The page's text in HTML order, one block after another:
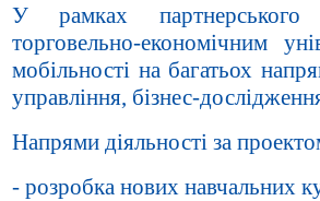
У рамках партнерського
торговельно-економічним
мобільності на багатьох
управління, бізнес-
Напрями діяльності за
- розробка нових навчальних